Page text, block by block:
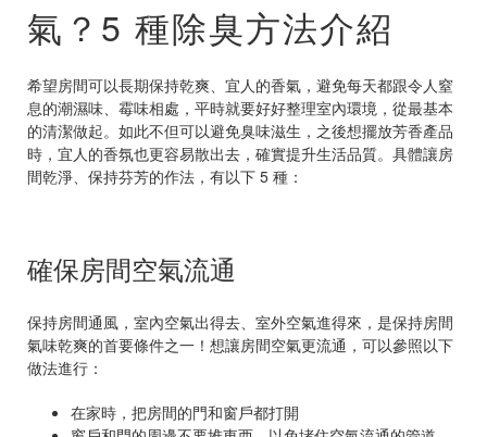
氣？5 種除臭方法介紹
希望房間可以長期保持乾爽、宜人的香氣，避免每天都跟令人窒
息的潮濕味、霉味相處，平時就要好好整理室內環境，從最基本
的清潔做起。如此不但可以避免臭味滋生，之後想擺放芳香產品
時，宜人的香氛也更容易散出去，確實提升生活品質。具體讓房
間乾淨、保持芬芳的作法，有以下 5 種：
確保房間空氣流通
保持房間通風，室內空氣出得去、室外空氣進得來，是保持房間
氣味乾爽的首要條件之一！想讓房間空氣更流通，可以參照以下
做法進行：
在家時，把房間的門和窗戶都打開